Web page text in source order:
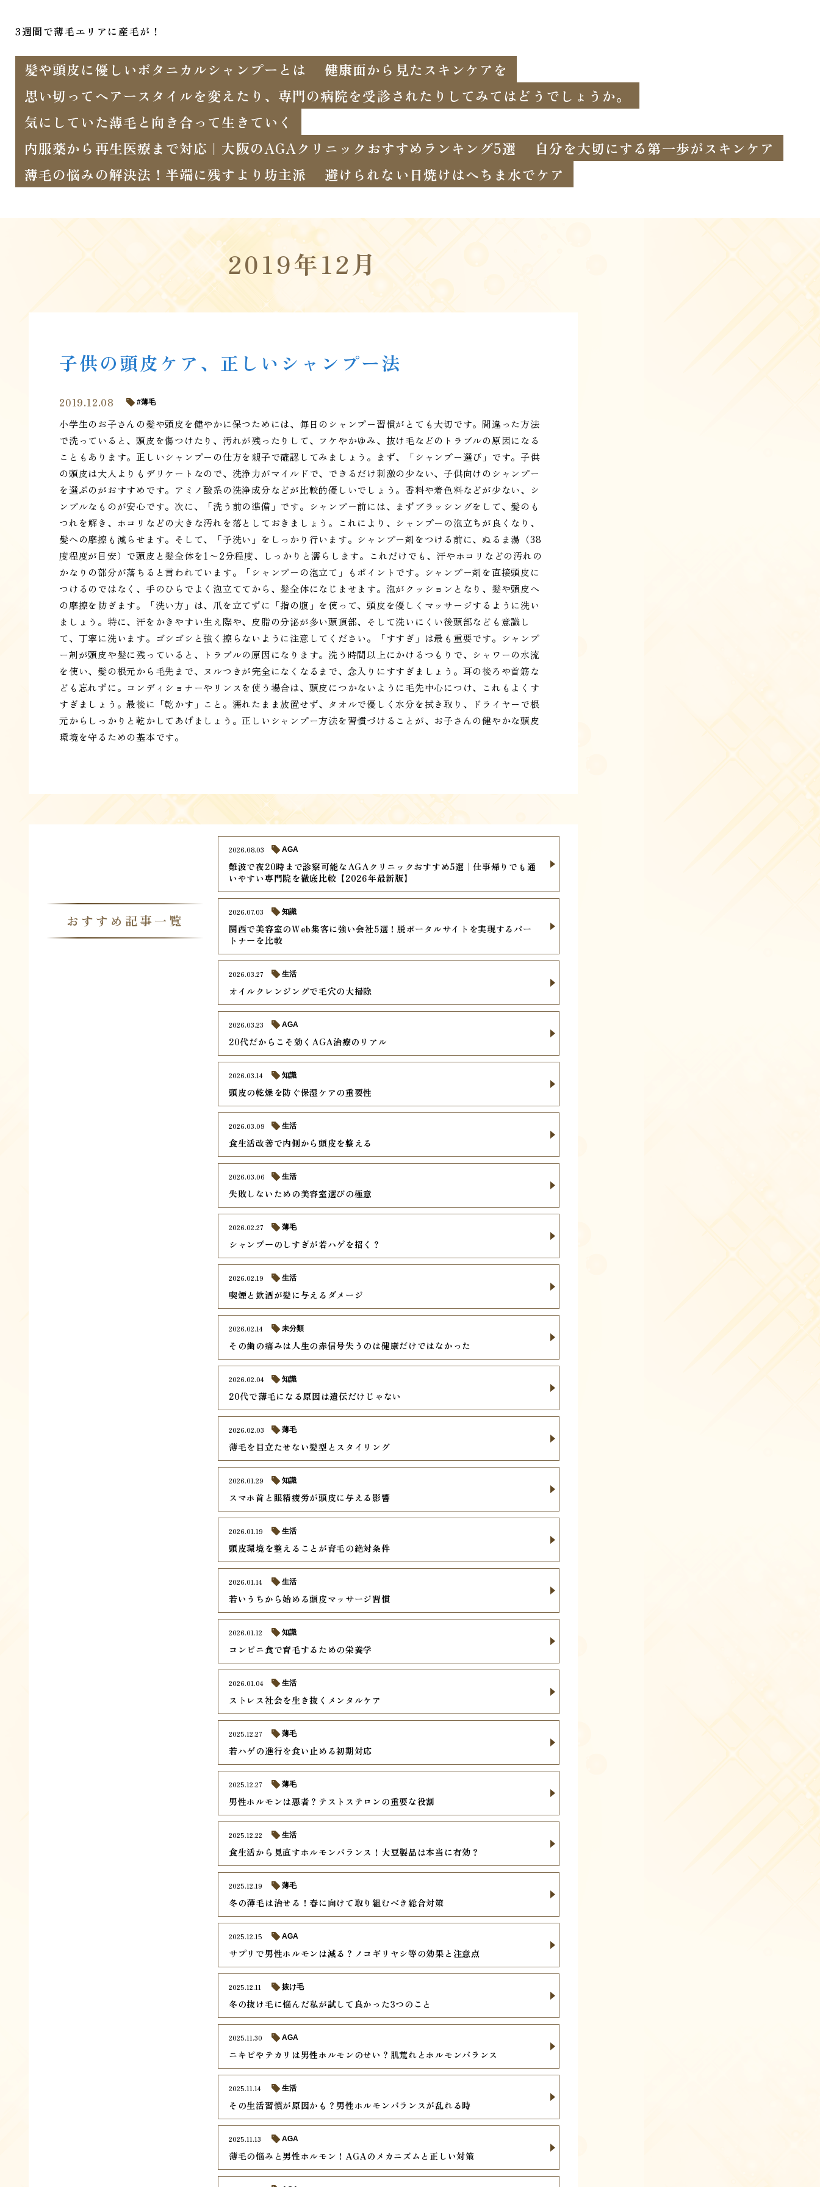
3週間で薄毛エリアに産毛が！
髪や頭皮に優しいボタニカルシャンプーとは
健康面から見たスキンケアを
思い切ってヘアースタイルを変えたり、専門の病院を受診されたりしてみてはどうでしょうか。
気にしていた薄毛と向き合って生きていく
内服薬から再生医療まで対応｜大阪のAGAクリニックおすすめランキング5選
自分を大切にする第一歩がスキンケア
薄毛の悩みの解決法！半端に残すより坊主派
避けられない日焼けはへちま水でケア
2019年12月
子供の頭皮ケア、正しいシャンプー法
2019.12.08 薄毛
小学生のお子さんの髪や頭皮を健やかに保つためには、毎日のシャンプー習慣がとても大切です。間違った方法
で洗っていると、頭皮を傷つけたり、汚れが残ったりして、フケやかゆみ、抜け毛などのトラブルの原因になる
こともあります。正しいシャンプーの仕方を親子で確認してみましょう。まず、「シャンプー選び」です。子供
の頭皮は大人よりもデリケートなので、洗浄力がマイルドで、できるだけ刺激の少ない、子供向けのシャンプー
を選ぶのがおすすめです。アミノ酸系の洗浄成分などが比較的優しいでしょう。香料や着色料などが少ない、シ
ンプルなものが安心です。次に、「洗う前の準備」です。シャンプー前には、まずブラッシングをして、髪のも
つれを解き、ホコリなどの大きな汚れを落としておきましょう。これにより、シャンプーの泡立ちが良くなり、
髪への摩擦も減らせます。そして、「予洗い」をしっかり行います。シャンプー剤をつける前に、ぬるま湯（38
度程度が目安）で頭皮と髪全体を1〜2分程度、しっかりと濡らします。これだけでも、汗やホコリなどの汚れの
かなりの部分が落ちると言われています。「シャンプーの泡立て」もポイントです。シャンプー剤を直接頭皮に
つけるのではなく、手のひらでよく泡立ててから、髪全体になじませます。泡がクッションとなり、髪や頭皮へ
の摩擦を防ぎます。「洗い方」は、爪を立てずに「指の腹」を使って、頭皮を優しくマッサージするように洗い
ましょう。特に、汗をかきやすい生え際や、皮脂の分泌が多い頭頂部、そして洗いにくい後頭部なども意識し
て、丁寧に洗います。ゴシゴシと強く擦らないように注意してください。「すすぎ」は最も重要です。シャンプ
ー剤が頭皮や髪に残っていると、トラブルの原因になります。洗う時間以上にかけるつもりで、シャワーの水流
を使い、髪の根元から毛先まで、ヌルつきが完全になくなるまで、念入りにすすぎましょう。耳の後ろや首筋な
ども忘れずに。コンディショナーやリンスを使う場合は、頭皮につかないように毛先中心につけ、これもよくす
すぎましょう。最後に「乾かす」こと。濡れたまま放置せず、タオルで優しく水分を拭き取り、ドライヤーで根
元からしっかりと乾かしてあげましょう。正しいシャンプー方法を習慣づけることが、お子さんの健やかな頭皮
環境を守るための基本です。
おすすめ記事一覧
難波で夜20時まで診察可能なAGAクリニックおすすめ5選｜仕事帰りでも通
いやすい専門院を徹底比較【2026年最新版】
2026.08.03 AGA
関西で美容室のWeb集客に強い会社5選！脱ポータルサイトを実現するパー
トナーを比較
2026.07.03 知識
オイルクレンジングで毛穴の大掃除
2026.03.27 生活
20代だからこそ効くAGA治療のリアル
2026.03.23 AGA
頭皮の乾燥を防ぐ保湿ケアの重要性
2026.03.14 知識
食生活改善で内側から頭皮を整える
2026.03.09 生活
失敗しないための美容室選びの極意
2026.03.06 生活
シャンプーのしすぎが若ハゲを招く？
2026.02.27 薄毛
喫煙と飲酒が髪に与えるダメージ
2026.02.19 生活
その歯の痛みは人生の赤信号失うのは健康だけではなかった
2026.02.14 未分類
20代で薄毛になる原因は遺伝だけじゃない
2026.02.04 知識
薄毛を目立たせない髪型とスタイリング
2026.02.03 薄毛
スマホ首と眼精疲労が頭皮に与える影響
2026.01.29 知識
頭皮環境を整えることが育毛の絶対条件
2026.01.19 生活
若いうちから始める頭皮マッサージ習慣
2026.01.14 生活
コンビニ食で育毛するための栄養学
2026.01.12 知識
ストレス社会を生き抜くメンタルケア
2026.01.04 生活
若ハゲの進行を食い止める初期対応
2025.12.27 薄毛
男性ホルモンは悪者？テストステロンの重要な役割
2025.12.27 薄毛
食生活から見直すホルモンバランス！大豆製品は本当に有効？
2025.12.22 生活
冬の薄毛は治せる！春に向けて取り組むべき総合対策
2025.12.19 薄毛
サプリで男性ホルモンは減る？ノコギリヤシ等の効果と注意点
2025.12.15 AGA
冬の抜け毛に悩んだ私が試して良かった3つのこと
2025.12.11 抜け毛
ニキビやテカリは男性ホルモンのせい？肌荒れとホルモンバランス
2025.11.30 AGA
その生活習慣が原因かも？男性ホルモンバランスが乱れる時
2025.11.14 生活
薄毛の悩みと男性ホルモン！AGAのメカニズムと正しい対策
2025.11.13 AGA